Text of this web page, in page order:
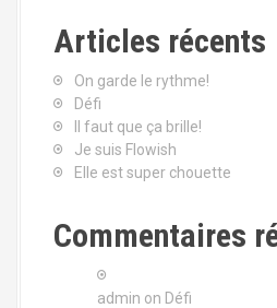
Articles récents
On garde le rythme!
Défi
Il faut que ça brille!
Je suis Flowish
Elle est super chouette
Commentaires
admin on Défi